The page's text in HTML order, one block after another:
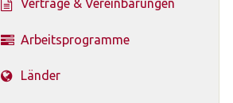
Verträge & Vereinbarungen
Arbeitsprogramme
Länder